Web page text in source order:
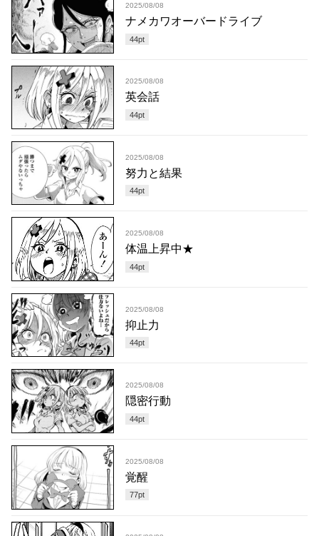
2025/08/08
ナメカワオーバードライブ
44pt
2025/08/08
英会話
44pt
2025/08/08
努力と結果
44pt
2025/08/08
体温上昇中★
44pt
2025/08/08
抑止力
44pt
2025/08/08
隠密行動
44pt
2025/08/08
覚醒
77pt